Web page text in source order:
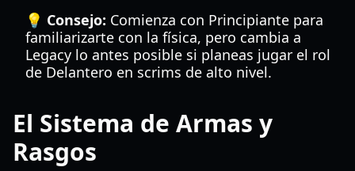
💡 Consejo: Comienza con Principiante para
familiarizarte con la física, pero cambia a
Legacy lo antes posible si planeas jugar el rol
de Delantero en scrims de alto nivel.
El Sistema de Armas y
Rasgos